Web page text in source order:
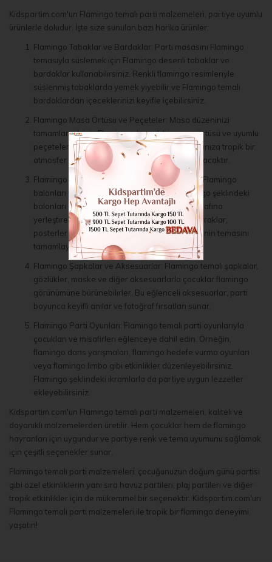
Kidspartim.com'un Flamingo temalı parti malzemeleri, partiye uyumlu
ürünlerle doludur. İşte size sunulan bazı harika ürünler:
Flamingo Tabaklar ve Bardaklar: Parti masasını Flamingo
temasıyla süslemek için Flamingo desenli tabaklar ve
bardaklar kullanabilirsiniz. Renkli flamingo resimleriyle
süslenmiş tabaklarda yemek yiyebilir ve Flamingo temalı
bardaklardan içeceklerinizi keyifle içebilirsiniz.
Flamingo Masa Örtüsü ve Peçeteler: Masa düzeninizi
tamamlamak için Flamingo desenli bir masa örtüsü ve uyumlu
peçeteler tercih edebilirsiniz. Bu ürünler, masanıza tropik bir
atmosfer katacak ve Flamingo temasını yansıtacaktır.
Flamingo Balonlar ve Süsler: Parti mekanınızı Flamingo
balonları ve diğer süslerle canlandırın. Flamingo şeklindeki
balonları duvarlara asabilir veya masaların etrafına
yerleştirebilirsiniz. Ayrıca, Flamingo temalı bayraklar,
posterler ve bannerlar gibi diğer süslerle partinin temasını
tamamlayabilirsiniz.
Flamingo Şapkalar ve Aksesuarlar: Flamingo temalı şapkalar,
gözlükler, maske ve diğer aksesuarlarla çocuklar flamingo
görünümüne bürünebilirler. Bu eğlenceli aksesuarlar, parti
boyunca keyifli anılar ve fotoğraf fırsatları sunar.
Flamingo Parti Oyunları: Flamingo temalı parti oyunlarıyla
çocukları ve misafirleri eğlenceye dahil edin. Örneğin,
flamingo dans yarışmaları, flamingo hedefe vurma oyunları
veya flamingo limbo gibi etkinlikler düzenleyebilirsiniz.
Flamingo şeklindeki ikramlarla da partiye uygun lezzetler
ekleyebilirsiniz.
Kidspartim.com'un Flamingo temalı parti malzemeleri, kaliteli ve
dayanıklı malzemelerden üretilir. Hem çocuklar hem de flamingo
hayranları için uygundur ve partiye renk ve tema uyumunu sağlamak
için çeşitli seçenekler sunar.
Flamingo temalı parti malzemeleri, çocuğunuzun doğum günü partisi
gibi özel etkinliklerin yanı sıra havuz partileri, plaj partileri ve diğer
tropik etkinlikler için de mükemmel bir seçenektir. Kidspartim.com'un
Flamingo temalı parti malzemeleri ile tropik bir flamingo deneyimi
yaşatın!